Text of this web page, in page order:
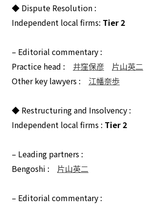
◆ Dispute Resolution :
Independent local firms: Tier 2
– Editorial commentary :
Practice head : 井窪保彦
片山英二
Other key lawyers : 江幡奈歩
◆ Restructuring and Insolvency :
Independent local firms : Tier 2
– Leading partners :
Bengoshi : 片山英二
– Editorial commentary :